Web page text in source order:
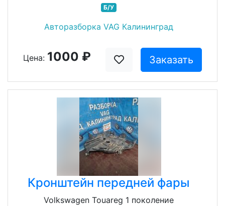
Б/У
Авторазборка VAG Калининград
Цена: 1000 ₽ Заказать
Кронштейн передней фары
Volkswagen Touareg 1 поколение